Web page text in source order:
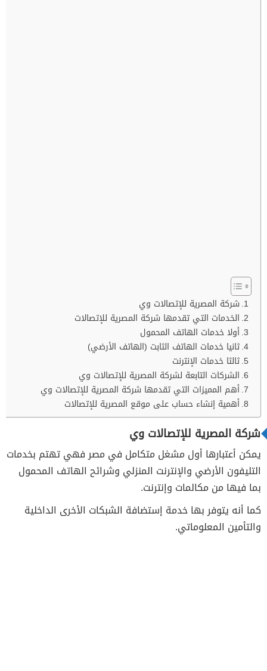
شركة المصرية للإتصالات وي
الخدمات التي تقدمها شركة المصرية للإتصالات
أولا خدمات الهاتف المحمول
ثانيا خدمات الهاتف الثابت (الهاتف الأرضي)
ثالثا خدمات الإنترنت
الشركات التابعة لشركة المصرية للإتصالات وي
أهم المميزات التي تقدمها شركة المصرية للإتصالات وي
أهمية إنشاء حساب على موقع المصرية للإتصالات
شركة المصرية للإتصالات وي
يمكن أعتبارها أول مشغل متكامل في مصر فهي تهتم بخدمات
التليفون الأرضي والإنترنت المنزلي وشرائح الهاتف المحمول
بما فيها من مكالمات وإنترنت.
كما أنه يتوفر بها خدمة إستضافة الشبكات الأخرى الداخلية
والتأمين المعلوماتي.